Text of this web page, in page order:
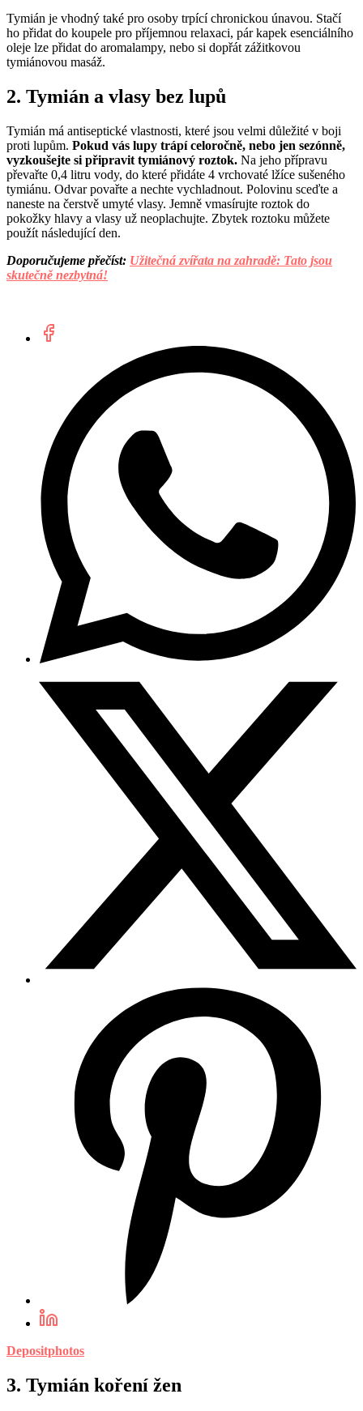
Tymián je vhodný také pro osoby trpící chronickou únavou. Stačí
ho přidat do koupele pro příjemnou relaxaci, pár kapek esenciálního
oleje lze přidat do aromalampy, nebo si dopřát zážitkovou
tymiánovou masáž.
2. Tymián a vlasy bez lupů
Tymián má antiseptické vlastnosti, které jsou velmi důležité v boji
proti lupům. Pokud vás lupy trápí celoročně, nebo jen sezónně,
vyzkoušejte si připravit tymiánový roztok. Na jeho přípravu
převařte 0,4 litru vody, do které přidáte 4 vrchovaté lžíce sušeného
tymiánu. Odvar povařte a nechte vychladnout. Polovinu sceďte a
naneste na čerstvě umyté vlasy. Jemně vmasírujte roztok do
pokožky hlavy a vlasy už neoplachujte. Zbytek roztoku můžete
použít následující den.
Doporučujeme přečíst: Užitečná zvířata na zahradě: Tato jsou
skutečně nezbytná!
Depositphotos
3. Tymián koření žen